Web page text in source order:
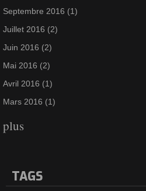
Septembre 2016 (1)
Juillet 2016 (2)
Juin 2016 (2)
Mai 2016 (2)
Avril 2016 (1)
Mars 2016 (1)
plus
TAGS